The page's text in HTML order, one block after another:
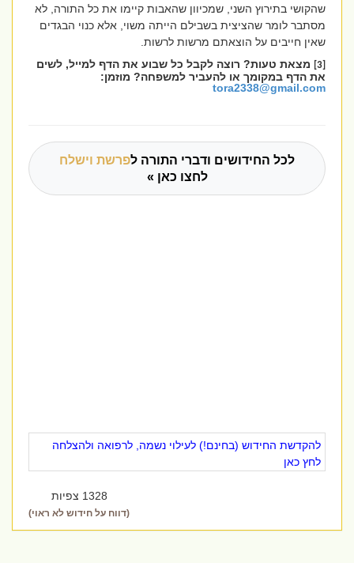
שהקושי בתירוץ השני, שמכיוון שהאבות קיימו את כל התורה, לא
מסתבר לומר שהציצית בשבילם הייתה משוי, אלא כנוי הבגדים
שאין חייבים על הוצאתם מרשות לרשות.
מצאת טעות? רוצה לקבל כל שבוע את הדף למייל, לשים
את הדף במקומך או להעביר למשפחה? מוזמן:
tora2338@gmail.com
לכל החידושים ודברי התורה לפרשת וישלח
לחצו כאן »
להקדשת החידוש (בחינם!) לעילוי נשמה, לרפואה ולהצלחה
לחץ כאן
1328 צפיות
(דווח על חידוש לא ראוי)